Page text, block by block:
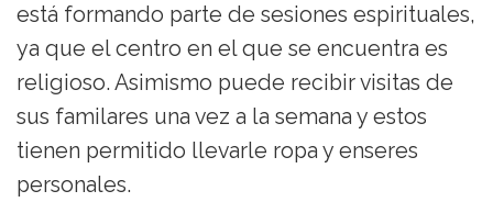
está formando parte de sesiones espirituales,
ya que el centro en el que se encuentra es
religioso. Asimismo puede recibir visitas de
sus familares una vez a la semana y estos
tienen permitido llevarle ropa y enseres
personales.